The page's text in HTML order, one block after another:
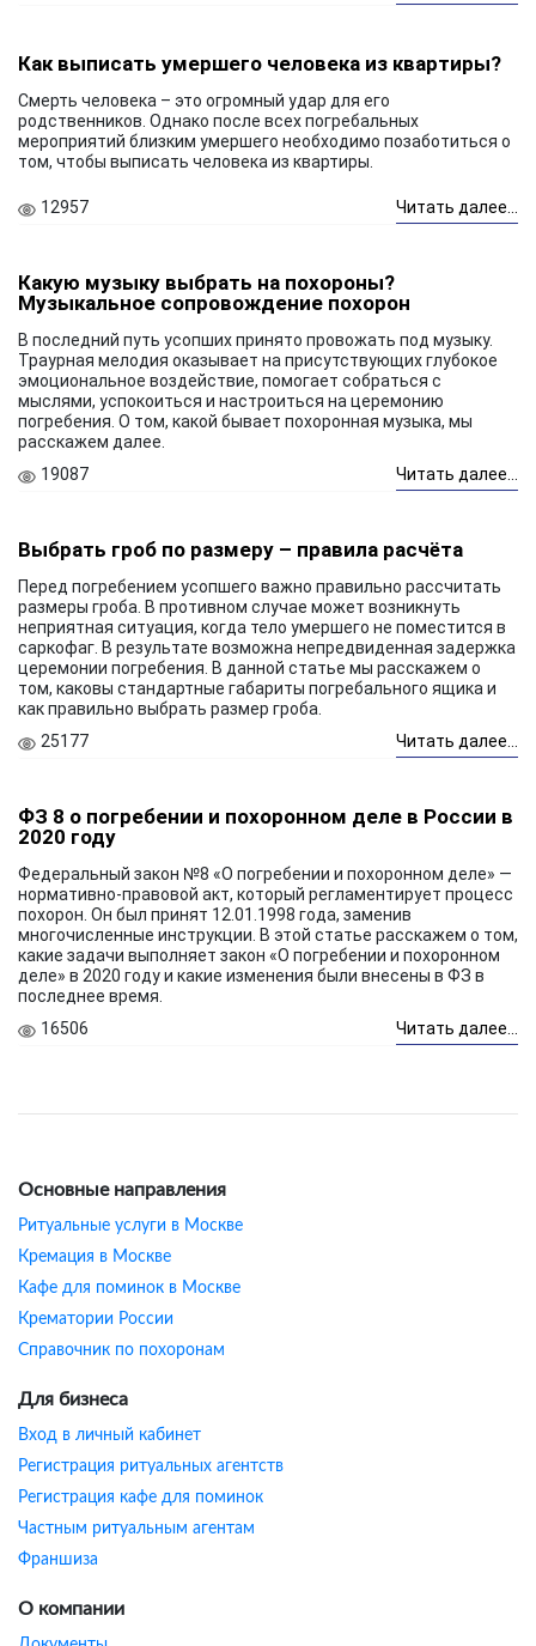
Как выписать умершего человека из квартиры?
Смерть человека – это огромный удар для его
родственников. Однако после всех погребальных
мероприятий близким умершего необходимо позаботиться о
том, чтобы выписать человека из квартиры.
12957 Читать далее...
Какую музыку выбрать на похороны?
Музыкальное сопровождение похорон
В последний путь усопших принято провожать под музыку.
Траурная мелодия оказывает на присутствующих глубокое
эмоциональное воздействие, помогает собраться с
мыслями, успокоиться и настроиться на церемонию
погребения. О том, какой бывает похоронная музыка, мы
расскажем далее.
19087
Читать далее...
Выбрать гроб по размеру – правила расчёта
Перед погребением усопшего важно правильно рассчитать
размеры гроба. В противном случае может возникнуть
неприятная ситуация, когда тело умершего не поместится в
саркофаг. В результате возможна непредвиденная задержка
церемонии погребения. В данной статье мы расскажем о
том, каковы стандартные габариты погребального ящика и
как правильно выбрать размер гроба.
25177
Читать далее...
ФЗ 8 о погребении и похоронном деле в России в
2020 году
Федеральный закон №8 «О погребении и похоронном деле» —
нормативно-правовой акт, который регламентирует процесс
похорон. Он был принят 12.01.1998 года, заменив
многочисленные инструкции. В этой статье расскажем о том,
какие задачи выполняет закон «О погребении и похоронном
деле» в 2020 году и какие изменения были внесены в ФЗ в
последнее время.
16506
Читать далее...
Основные направления
Ритуальные услуги в Москве
Кремация в Москве
Кафе для поминок в Москве
Крематории России
Справочник по похоронам
Для бизнеса
Вход в личный кабинет
Регистрация ритуальных агентств
Регистрация кафе для поминок
Частным ритуальным агентам
Франшиза
О компании